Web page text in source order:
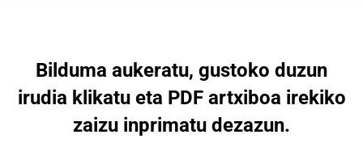
Bilduma aukeratu, gustoko duzun
irudia klikatu eta PDF artxiboa irekiko
zaizu inprimatu dezazun.